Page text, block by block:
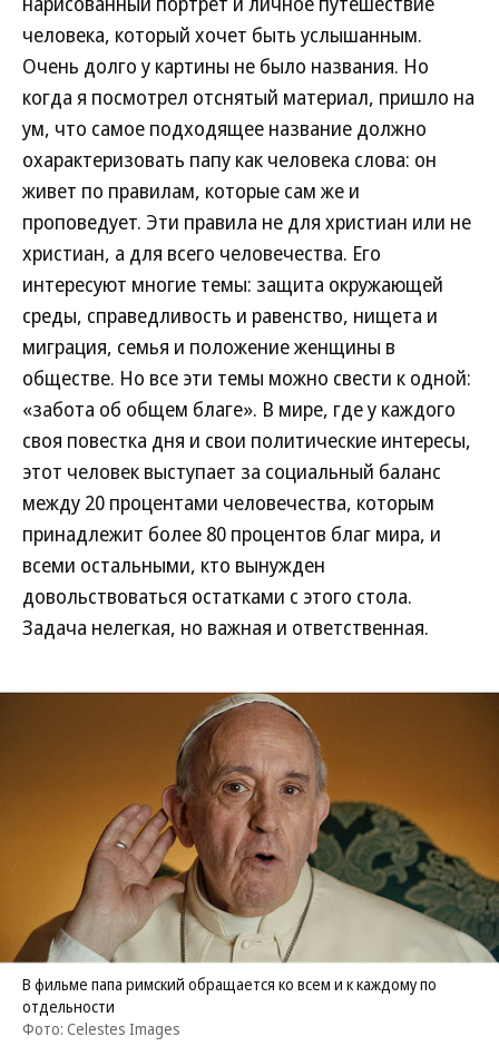
человека, который хочет быть услышанным.
Очень долго у картины не было названия. Но
когда я посмотрел отснятый материал, пришло на
ум, что самое подходящее название должно
охарактеризовать папу как человека слова: он
живет по правилам, которые сам же и
проповедует. Эти правила не для христиан или не
христиан, а для всего человечества. Его
интересуют многие темы: защита окружающей
среды, справедливость и равенство, нищета и
миграция, семья и положение женщины в
обществе. Но все эти темы можно свести к одной:
«забота об общем благе». В мире, где у каждого
своя повестка дня и свои политические интересы,
этот человек выступает за социальный баланс
между 20 процентами человечества, которым
принадлежит более 80 процентов благ мира, и
всеми остальными, кто вынужден
довольствоваться остатками с этого стола.
Задача нелегкая, но важная и ответственная.
В фильме папа римский обращается ко всем и к каждому по
отдельности
Фото: Celestes Images